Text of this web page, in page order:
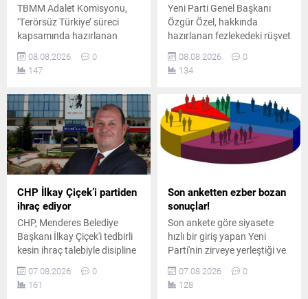
TBMM Adalet Komisyonu,
‘Terörsüz Türkiye’ süreci
kapsamında hazırlanan
görüşmek üzere toplandı.
Toplantıda iktidar ve
arasında usul ve içerik
tartışmaları yaşandı.
08.08.2026
0
147
Yeni Parti Genel Başkanı
Özgür Özel, hakkında
hazırlanan fezlekedeki rüşvet
kurultay masrafları için para
verilmiş olsa bile bunun
savundu.
08.08.2026
0
134
CHP İlkay Çiçek’i partiden
ihraç ediyor
CHP, Menderes Belediye
Başkanı İlkay Çiçek'i tedbirli
kesin ihraç talebiyle disipline
sevk etti. Kararın, parti
ilkeleri ve örgüt disiplini
kapsamında yapılan
07.08.2026
0
161
Son anketten ezber bozan
sonuçlar!
Son ankete göre siyasete
hızlı bir giriş yapan Yeni
Parti'nin zirveye yerleştiği ve
AK Parti'nin ikinci sırada yer
aldığı ankette, CHP ve
MHP'nin yaşadığı tarihi oy
07.08.2026
0
128